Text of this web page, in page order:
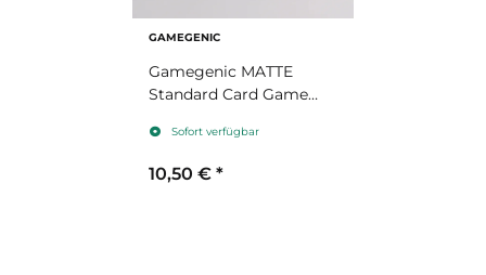
GAMEGENIC
Gamegenic MATTE
Standard Card Game
91mm Value Pack
Sofort verfügbar
10,50 € *